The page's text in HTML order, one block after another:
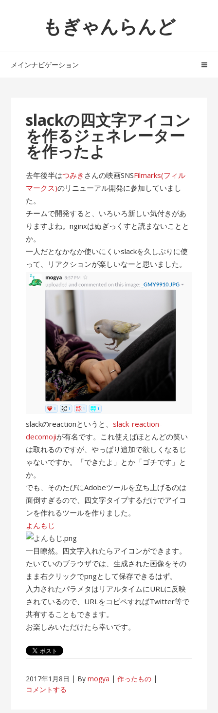
ョ
へ
もぎゃんらんど
メインナビゲーション
slackの四文字アイコン
を作るジェネレーター
を作ったよ
去年後半はつみき さんの映画SNSFilmarks(フィル
マークス)のリニューアル開発に参加していまし
た。
チームで開発すると、いろいろ新しい気付きがあ
りますよね。nginxはぬぎっくすと読まないことと
か。
一人だとなかなか使いにくいslackを久しぶりに使
って、リアクションが楽しいなーと思いました。
slackのreactionというと、slack-reaction-
decomojiが有名です。これ使えばほとんどの笑い
は取れるのですが、やっぱり追加で欲しくなるじ
ゃないですか。「できたよ」とか「ゴチです」と
か。
でも、そのたびにAdobeツールを立ち上げるのは
面倒すぎるので、四文字タイプするだけでアイコ
ンを作れるツールを作りました。
よんもじ
一目瞭然。四文字入れたらアイコンができます。
たいていのブラウザでは、生成された画像をその
まま右クリックでpngとして保存できるはず。
入力されたパラメタはリアルタイムにURLに反映
されているので、URLをコピペすればTwitter等で
共有することもできます。
お楽しみいただけたら幸いです。
2017年1月8日 Bymogya
作ったもの
コメントする